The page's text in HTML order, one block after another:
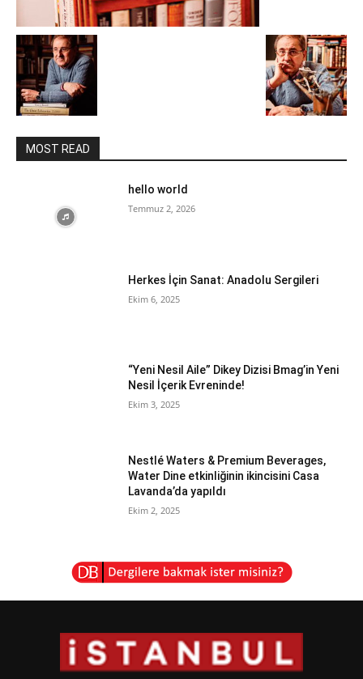
MOST READ
hello world
Temmuz 2, 2026
Herkes İçin Sanat: Anadolu Sergileri
Ekim 6, 2025
“Yeni Nesil Aile” Dikey Dizisi Bmag’in Yeni
Nesil İçerik Evreninde!
Ekim 3, 2025
Nestlé Waters & Premium Beverages,
Water Dine etkinliğinin ikincisini Casa
Lavanda’da yapıldı
Ekim 2, 2025